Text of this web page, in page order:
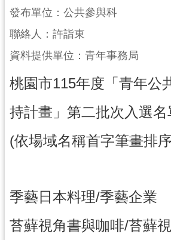
們
業
資
訊
息
告
服
桃
發布單位：公共參與科
聯絡人：許詣東
資料提供單位：青年事務局
桃園市115年度「青年公
持計畫」第二批次入選名
(依場域名稱首字筆畫排
季藝日本料理/季藝企業
苔蘚視角書與咖啡/苔蘚